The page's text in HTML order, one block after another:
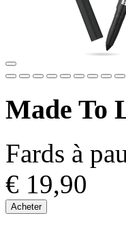
Made To
Fards à
€ 19,90
Acheter